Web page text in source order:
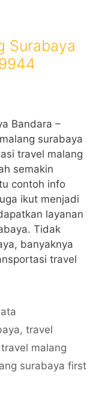
Surabaya
Bandara –
surabaya
travel malang
semakin
contoh info
ikut menjadi
layanan
Tidak
banyaknya
travel
,travel
travel malang
surabaya first